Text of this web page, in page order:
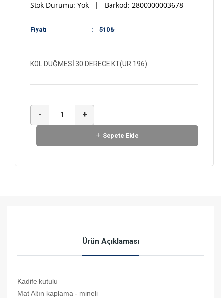
Stok Durumu: Yok | Barkod: 2800000003678
Fiyatı : 510 ₺
KOL DÜĞMESİ 30.DERECE KT(UR 196)
- +
Sepete Ekle
Ürün Açıklaması
Kadife kutulu
Mat Altın kaplama - mineli